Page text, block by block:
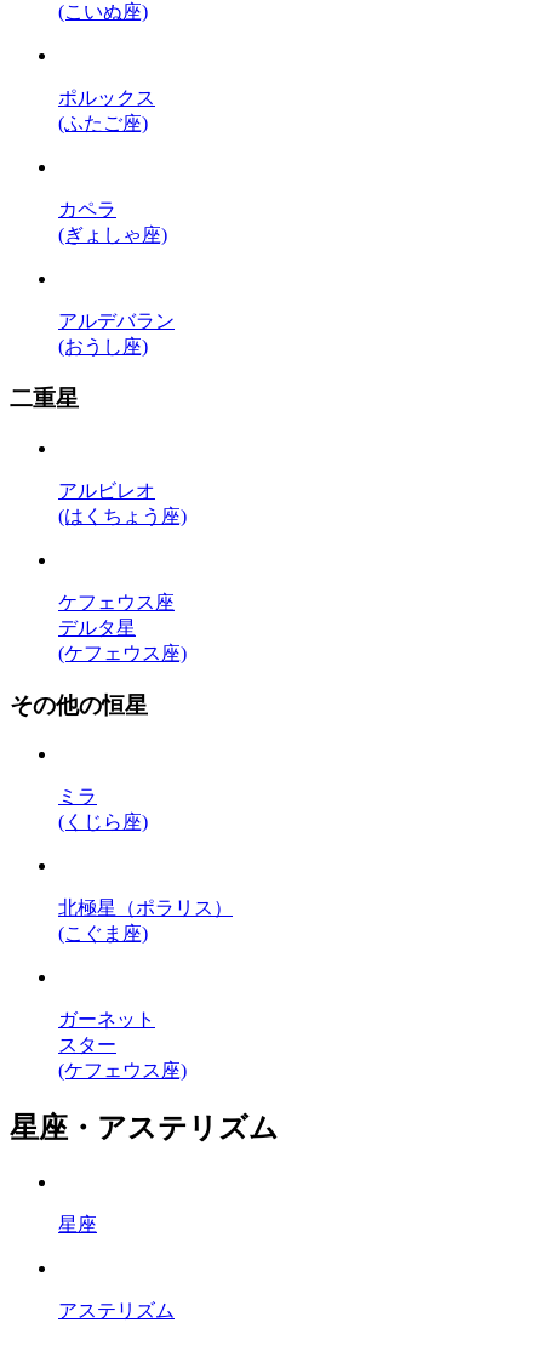
(こいぬ座)
ポルックス
(ふたご座)
カペラ
(ぎょしゃ座)
アルデバラン
(おうし座)
二重星
アルビレオ
(はくちょう座)
ケフェウス座
デルタ星
(ケフェウス座)
その他の恒星
ミラ
(くじら座)
北極星（ポラリス）
(こぐま座)
ガーネット
スター
(ケフェウス座)
星座・アステリズム
星座
アステリズム